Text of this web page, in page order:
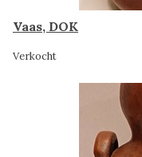
Vaas, DOK
Verkocht